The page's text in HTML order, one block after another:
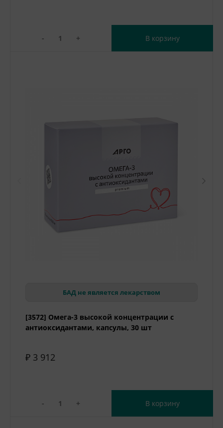
- + В корзину
БАД не является лекарством
[3572] Омега-3 высокой концентрации с
антиоксидантами, капсулы, 30 шт
₽ 3 912
- + В корзину